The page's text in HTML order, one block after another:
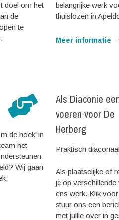
doel om het
de
te
belangrijke werk
thuislozen in
Meer informatie
de hoek’ in
het
Wij gaan
Als Diaconie
voeren voor De
Herberg
Praktisch
Als plaatselijke of
je op verschillende
ons werk. Klik
stuur ons een
met jullie over in